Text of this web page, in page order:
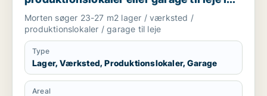
Odense C, Odense V eller Odense NV m.fl.
Morten søger 23-27 m2 lager / værksted /
produktionslokaler / garage til leje
Type
Lager, Værksted, Produktionslokaler, Garage
Areal